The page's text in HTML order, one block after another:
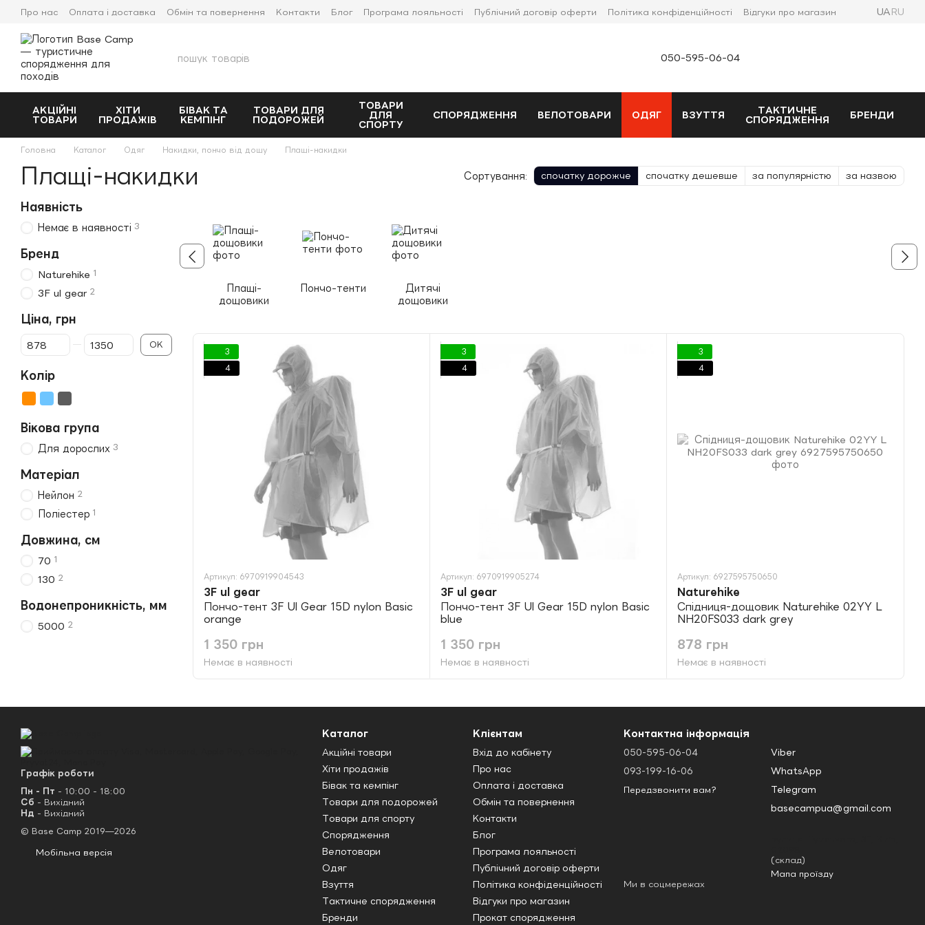
Перейти до основного контенту
Про нас Оплата і доставка Обмін та повернення Контакти Блог Програма лояльності Публічний договір оферти Політика конфіденційності
Відгуки про магазин
UA RU
050-595-06-04
АКЦІЙНІ
ТОВАРИ
ХІТИ
ПРОДАЖІВ
БІВАК ТА
КЕМПІНГ
ТОВАРИ ДЛЯ
ПОДОРОЖЕЙ
ТОВАРИ
ДЛЯ
СПОРТУ
СПОРЯДЖЕННЯ ВЕЛОТОВАРИ ОДЯГ ВЗУТТЯ
ТАКТИЧНЕ
СПОРЯДЖЕННЯ
БРЕНДИ
Головна Каталог Одяг Накидки, пончо від дощу Плащі-накидки
Плащі-накидки Сортування: спочатку дорожче спочатку дешевше за популярністю за назвою
Плащі-
дощовики
Пончо-тенти
Дитячі
дощовики
3
4
Артикул: 6970919904543
3F ul gear
Пончо-тент 3F Ul Gear 15D nylon Basic
orange
1 350 грн
Немає в наявності
3
4
Артикул: 6970919905274
3F ul gear
Пончо-тент 3F Ul Gear 15D nylon Basic
blue
1 350 грн
Немає в наявності
3
4
Артикул: 6927595750650
Naturehike
Спідниця-дощовик Naturehike 02YY L
NH20FS033 dark grey
878 грн
Немає в наявності
Наявність
Немає в наявності 3
Бренд
Naturehike 1
3F ul gear 2
Ціна, грн
Від Ціна, грн
До Ціна, грн
ОК
Колір
Вікова група
Для дорослих 3
Матеріал
Нейлон 2
Поліестер 1
Довжина, см
70 1
130 2
Водонепроникність, мм
5000 2
Графік роботи
Пн - Пт - 10:00 - 18:00
Сб - Вихідний
Нд - Вихідний
© Base Camp 2019—2026
Мобільна версія
Каталог
Акційні товари
Хіти продажів
Бівак та кемпінг
Товари для подорожей
Товари для спорту
Спорядження
Велотовари
Одяг
Взуття
Тактичне спорядження
Бренди
Клієнтам
Вхід до кабінету
Про нас
Оплата і доставка
Обмін та повернення
Контакти
Блог
Програма лояльності
Публічний договір оферти
Політика конфіденційності
Відгуки про магазин
Прокат спорядження
Контактна інформація
050-595-06-04
093-199-16-06
Передзвонити вам?
Viber
WhatsApp
Telegram
basecampua@gmail.com
(склад)
Мапа проїзду
Ми в соцмережах